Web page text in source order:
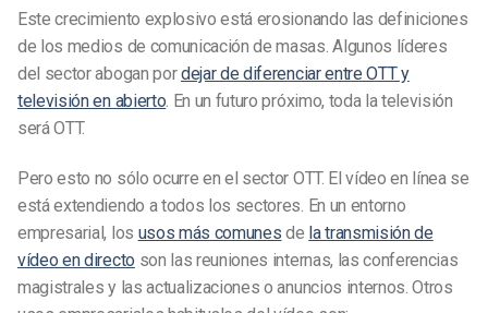
Este crecimiento explosivo está erosionando las definiciones
de los medios de comunicación de masas. Algunos líderes
del sector abogan pordejar de diferenciar entre OTT y
televisión en abierto. En un futuro próximo, toda la televisión
será OTT.
Pero esto no sólo ocurre en el sector OTT. El vídeo en línea se
está extendiendo a todos los sectores. En un entorno
empresarial, los usos más comunes de la transmisión de
vídeo en directo son las reuniones internas, las conferencias
magistrales y las actualizaciones o anuncios internos. Otros